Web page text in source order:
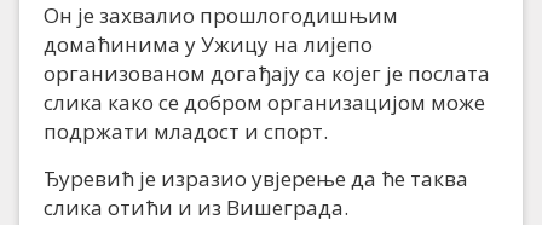
Он је захвалио прошлогодишњим
домаћинима у Ужицу на лијепо
организованом догађају са којег је послата
слика како се добром организацијом може
подржати младост и спорт.
Ђуревић је изразио увјерење да ће таква
слика отићи и из Вишеграда.